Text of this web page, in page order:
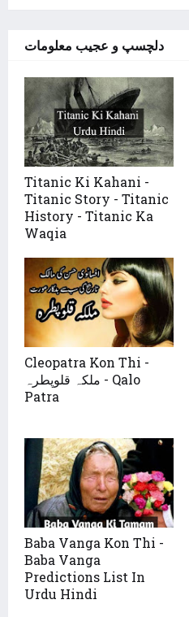
دلچسپ و عجیب معلومات
Titanic Ki Kahani -
Titanic Story - Titanic
History - Titanic Ka
Waqia
Cleopatra Kon Thi -
ملکہ قلوپطرہ - Qalo
Patra
Baba Vanga Kon Thi -
Baba Vanga
Predictions List In
Urdu Hindi